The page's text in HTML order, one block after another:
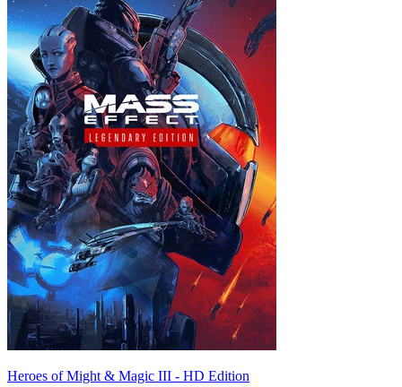
Heroes of Might & Magic III - HD Edition